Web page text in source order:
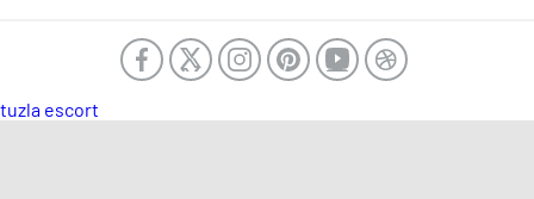
tuzla escort